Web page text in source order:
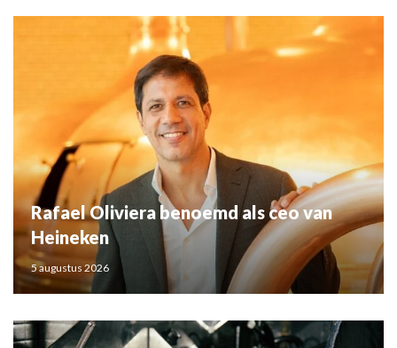
Rafael Oliviera benoemd als ceo van
Heineken
5 augustus 2026